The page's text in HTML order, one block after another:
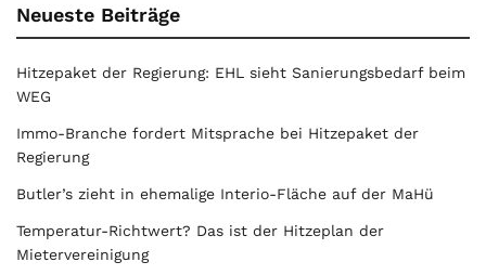
Neueste Beiträge
Hitzepaket der Regierung: EHL sieht Sanierungsbedarf beim
WEG
Immo-Branche fordert Mitsprache bei Hitzepaket der
Regierung
Butler’s zieht in ehemalige Interio-Fläche auf der MaHü
Temperatur-Richtwert? Das ist der Hitzeplan der
Mietervereinigung